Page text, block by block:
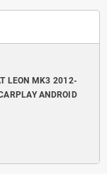
LEON MK3 2012-
ANDROID